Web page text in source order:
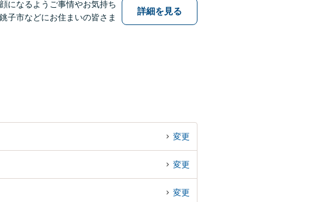
になるようご事情やお気持ち
子市などにお住まいの皆さま
詳細を見る
変更
変更
変更